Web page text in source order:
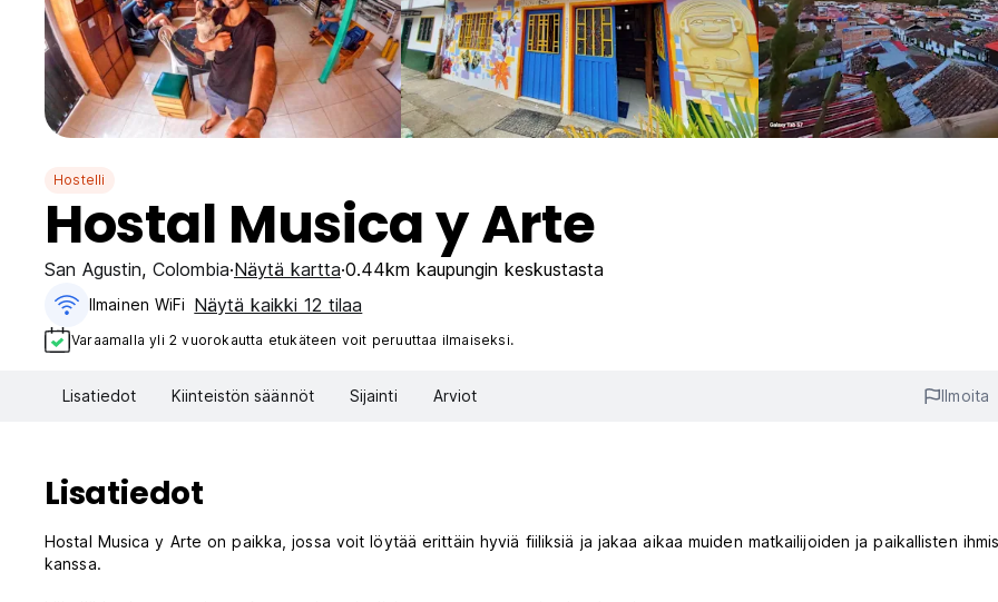
Hostelli
Hostal Musica y Arte
San Agustin, Colombia Näytä kartta 0.44km kaupungin keskustasta
Ilmainen WiFi Näytä kaikki 12 tilaa
Varaamalla yli 2 vuorokautta etukäteen voit peruuttaa ilmaiseksi.
Lisatiedot Kiinteistön säännöt Sijainti Arviot Ilmoita
Lisatiedot
Hostal Musica y Arte on paikka, jossa voit löytää erittäin hyviä fiiliksiä ja jakaa aikaa muiden matkailijoiden ja paikallisten
kanssa.